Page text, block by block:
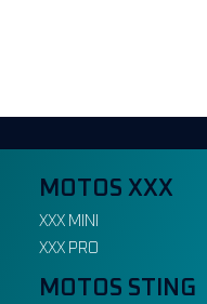
MOTOS XXX
XXX MINI
XXX PRO
MOTOS STING